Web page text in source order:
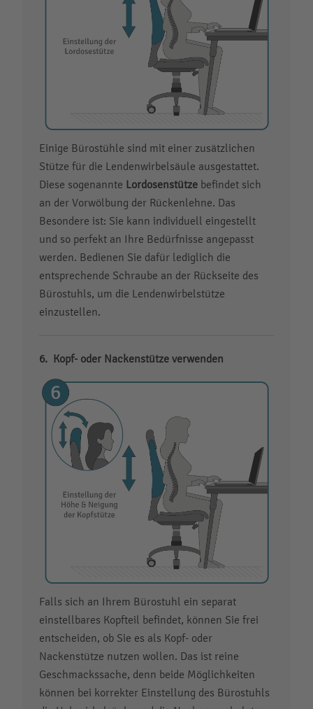
Einige Bürostühle sind mit einer zusätzlichen
Stütze für die Lendenwirbelsäule ausgestattet.
Diese sogenannte Lordosenstütze befindet sich
an der Vorwölbung der Rückenlehne. Das
Besondere ist: Sie kann individuell eingestellt
und so perfekt an Ihre Bedürfnisse angepasst
werden. Bedienen Sie dafür lediglich die
entsprechende Schraube an der Rückseite des
Bürostuhls, um die Lendenwirbelstütze
einzustellen.
Kopf- oder Nackenstütze verwenden
Falls sich an Ihrem Bürostuhl ein separat
einstellbares Kopfteil befindet, können Sie frei
entscheiden, ob Sie es als Kopf- oder
Nackenstütze nutzen wollen. Das ist reine
Geschmackssache, denn beide Möglichkeiten
können bei korrekter Einstellung des Bürostuhls